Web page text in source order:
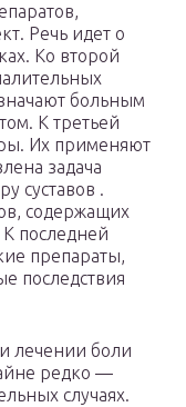
Речь идет о
Ко второй
больным
К третьей
Их применяют
задача
суставов .
содержащих
последней
препараты,
последствия
лечении боли
редко —
случаях.